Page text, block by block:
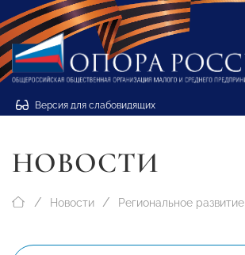
Версия для слабовидящих
НОВОСТИ
Новости Региональное развитие